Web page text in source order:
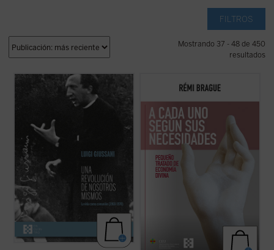
FILTROS
Mostrando 37 - 48 de 450
resultados
Los textos reunidos en este libro
pertenecen a un momento delicado y
crucial de la historia de Comunión y
Liberación (CL). Se remontan a los años
nacida de don Giussani en 1954 sufrió una
profunda ...(ver ficha)
Este «pequeño tratado» es la continuación
de los estudios emblemáticos de Rémi
una sucesión de breves capítulos expone
una teoría de la Providencia divina en la que
Dios provee a todos los ...(ver ficha)